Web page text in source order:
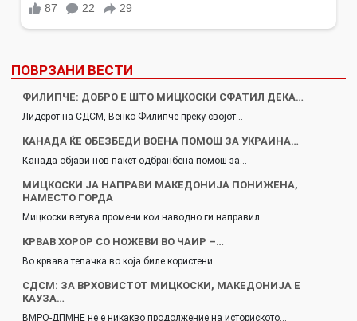
ПОВРЗАНИ ВЕСТИ
ФИЛИПЧЕ: ДОБРО Е ШТО МИЦКОСКИ СФАТИЛ ДЕКА…
Лидерот на СДСМ, Венко Филипче преку својот…
КАНАДА ЌЕ ОБЕЗБЕДИ ВОЕНА ПОМОШ ЗА УКРАИНА…
Канада објави нов пакет одбранбена помош за…
МИЦКОСКИ ЈА НАПРАВИ МАКЕДОНИЈА ПОНИЖЕНА,
НАМЕСТО ГОРДА
Мицкоски ветува промени кои наводно ги направил…
КРВАВ ХОРОР СО НОЖЕВИ ВО ЧАИР –…
Во крвава тепачка во која биле користени…
СДСМ: ЗА ВРХОВИСТОТ МИЦКОСКИ, МАКЕДОНИЈА Е
КАУЗА…
ВМРО-ДПМНЕ не е никакво продолжение на историското…